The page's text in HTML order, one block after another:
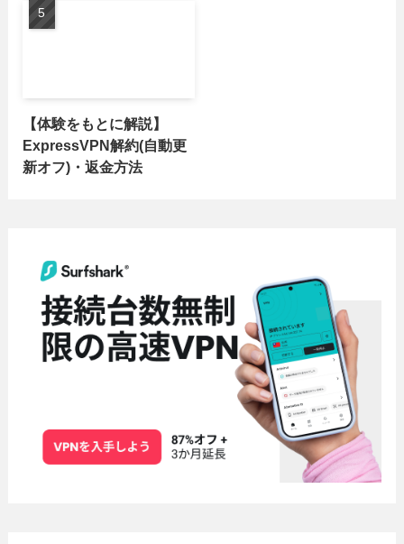
【体験をもとに解説】
ExpressVPN解約(自動更
新オフ)・返金方法